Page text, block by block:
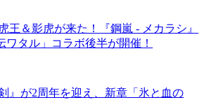
王＆影虎が来た！『鋼嵐 - メカラシ』
ワタル」コラボ後半が開催！
』が2周年を迎え、新章「氷と血の